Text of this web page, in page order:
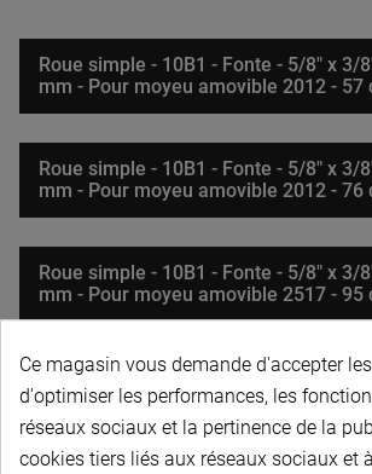
Roue simple - 10B1 - Fonte - 5/8" x 3/
mm - Pour moyeu amovible 2012 - 57
Roue simple - 10B1 - Fonte - 5/8" x 3/
mm - Pour moyeu amovible 2012 - 76
Roue simple - 10B1 - Fonte - 5/8" x 3/
mm - Pour moyeu amovible 2517 - 95
Roue simple - 10B1 - Fonte - 5/8" x 3/
mm - Pour moyeu amovible 2517 -
Ce magasin vous demande d'accepter
d'optimiser les performances, les
réseaux sociaux et la pertinence de la
cookies tiers liés aux réseaux sociaux et